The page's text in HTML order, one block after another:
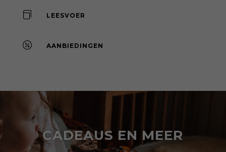
 LEESVOER
 AANBIEDINGEN
CADEAUS EN MEER